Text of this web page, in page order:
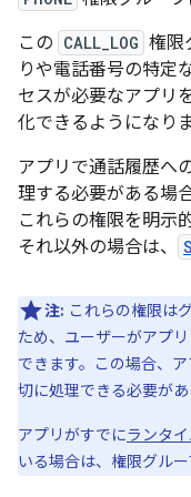
この CALL_LOG 権限
りや電話番号の特定
セスが必要なアプリ
化できるようになりま
アプリで通話履歴へ
理する必要がある場合
これらの権限を明示
それ以外の場合は、
注: これらの権限は
ため、ユーザーがアプ
できます。この場合、
切に処理できる必要があ
アプリがすでにランタ
いる場合は、権限グルー